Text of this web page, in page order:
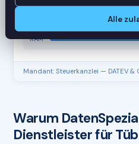
RAM
Mandant: Steuerkanzlei — DATEV &
Warum
Dienstleister für
Alle